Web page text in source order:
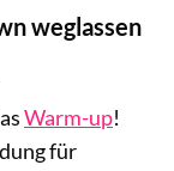
weglassen
Warm-up!
für